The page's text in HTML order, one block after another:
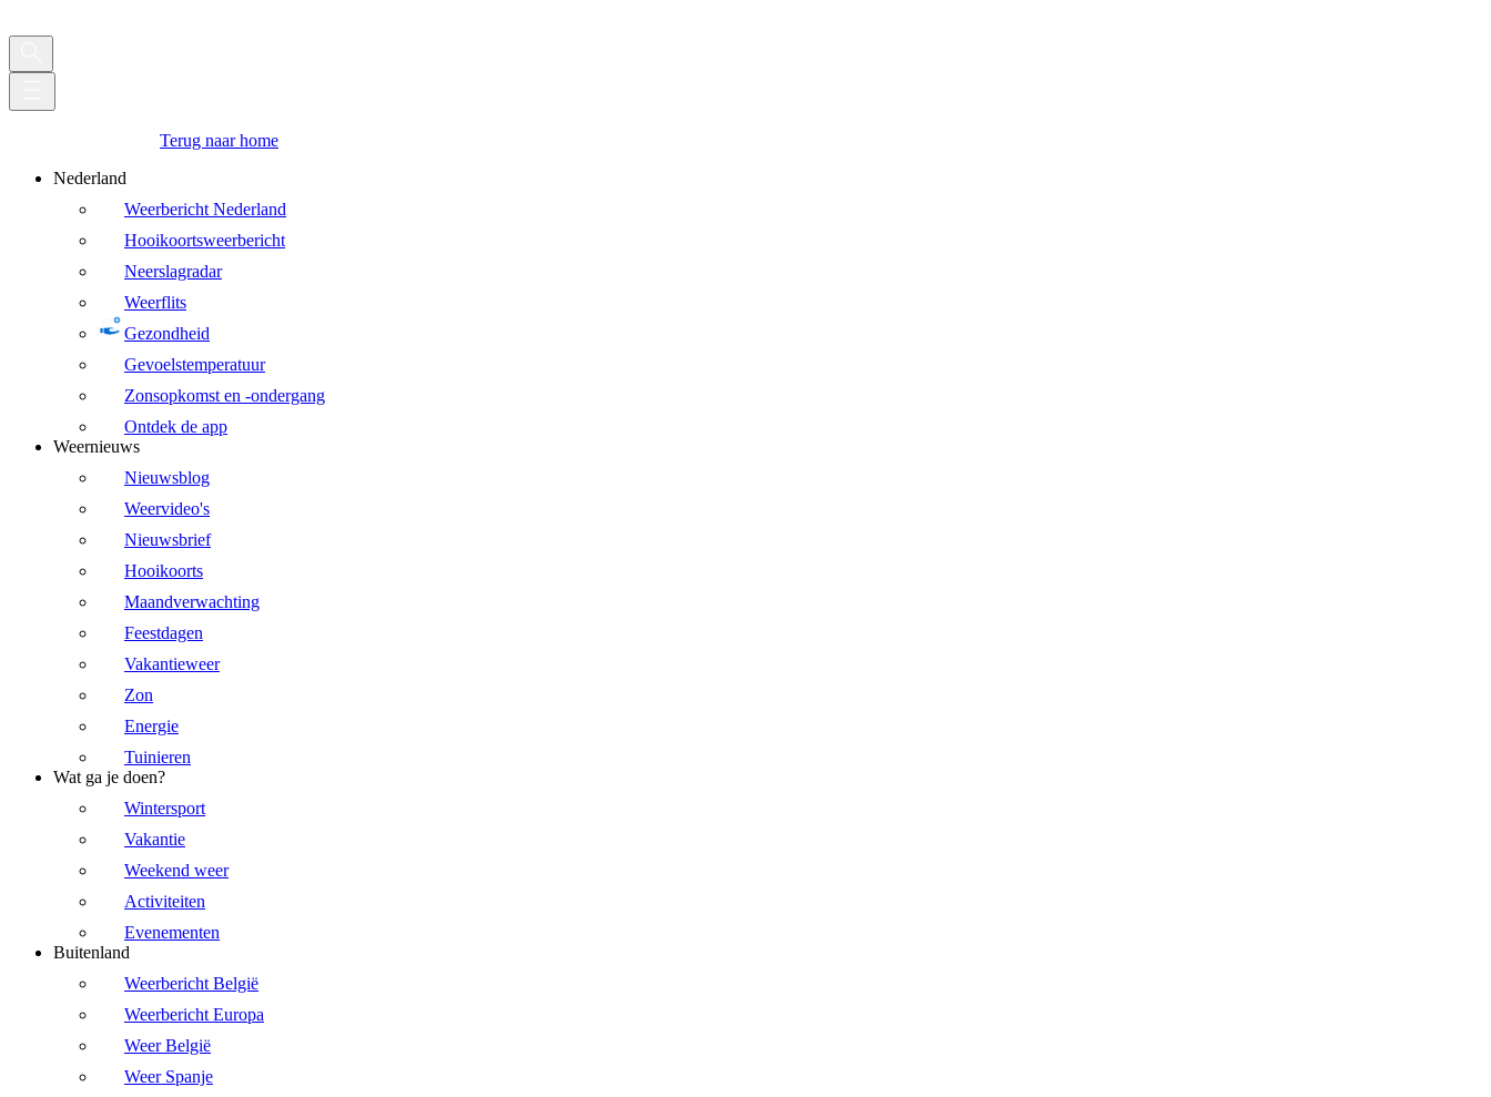
Terug naar home
Nederland
Weerbericht Nederland
Hooikoortsweerbericht
Neerslagradar
Weerflits
Gezondheid
Gevoelstemperatuur
Zonsopkomst en -ondergang
Ontdek de app
Weernieuws
Nieuwsblog
Weervideo's
Nieuwsbrief
Hooikoorts
Maandverwachting
Feestdagen
Vakantieweer
Zon
Energie
Tuinieren
Wat ga je doen?
Wintersport
Vakantie
Weekend weer
Activiteiten
Evenementen
Buitenland
Weerbericht België
Weerbericht Europa
Weer België
Weer Spanje